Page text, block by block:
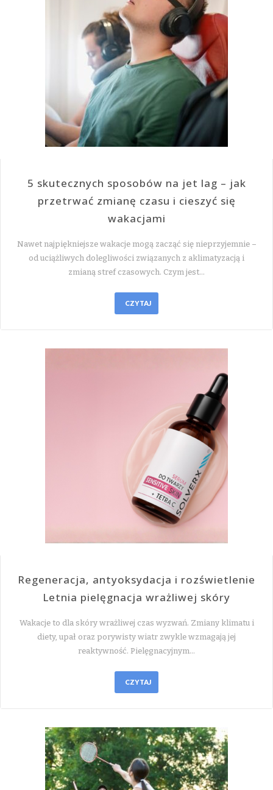
5 skutecznych sposobów na jet lag – jak
przetrwać zmianę czasu i cieszyć się
wakacjami
Nawet najpiękniejsze wakacje mogą zacząć się nieprzyjemnie –
od uciążliwych dolegliwości związanych z aklimatyzacją i
zmianą stref czasowych. Czym jest…
CZYTAJ
Regeneracja, antyoksydacja i rozświetlenie
Letnia pielęgnacja wrażliwej skóry
Wakacje to dla skóry wrażliwej czas wyzwań. Zmiany klimatu i
diety, upał oraz porywisty wiatr zwykle wzmagają jej
reaktywność. Pielęgnacyjnym…
CZYTAJ